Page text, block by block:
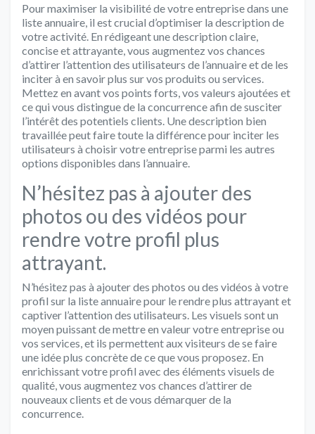
Pour maximiser la visibilité de votre entreprise dans une
liste annuaire, il est crucial d’optimiser la description de
votre activité. En rédigeant une description claire,
concise et attrayante, vous augmentez vos chances
d’attirer l’attention des utilisateurs de l’annuaire et de les
inciter à en savoir plus sur vos produits ou services.
Mettez en avant vos points forts, vos valeurs ajoutées et
ce qui vous distingue de la concurrence afin de susciter
l’intérêt des potentiels clients. Une description bien
travaillée peut faire toute la différence pour inciter les
utilisateurs à choisir votre entreprise parmi les autres
options disponibles dans l’annuaire.
N’hésitez pas à ajouter des
photos ou des vidéos pour
rendre votre profil plus
attrayant.
N’hésitez pas à ajouter des photos ou des vidéos à votre
profil sur la liste annuaire pour le rendre plus attrayant et
captiver l’attention des utilisateurs. Les visuels sont un
moyen puissant de mettre en valeur votre entreprise ou
vos services, et ils permettent aux visiteurs de se faire
une idée plus concrète de ce que vous proposez. En
enrichissant votre profil avec des éléments visuels de
qualité, vous augmentez vos chances d’attirer de
nouveaux clients et de vous démarquer de la
concurrence.